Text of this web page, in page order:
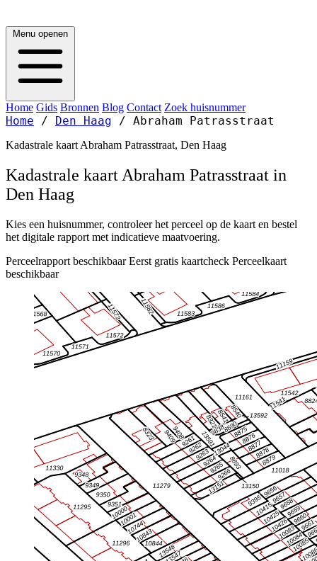
Menu openen
Home Gids Bronnen Blog Contact Zoek huisnummer
Home / Den Haag / Abraham Patrasstraat
Kadastrale kaart Abraham Patrasstraat, Den Haag
Kadastrale kaart Abraham Patrasstraat in
Den Haag
Kies een huisnummer, controleer het perceel op de kaart en bestel
het digitale rapport met indicatieve maatvoering.
Perceelrapport beschikbaar Eerst gratis kaartcheck Perceelkaart
beschikbaar